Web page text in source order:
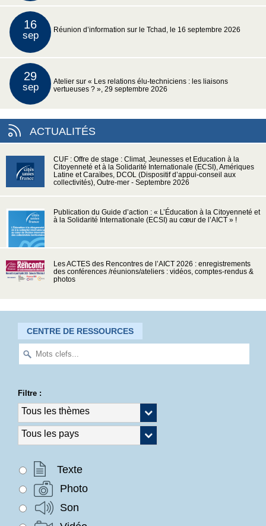
16
sep Réunion d’information sur le Tchad, le 16 septembre 2026
29
sep
Atelier sur « Les relations élu-techniciens : les liaisons
vertueuses ? », 29 septembre 2026
ACTUALITÉS
CUF : Offre de stage : Climat, Jeunesses et Education à la
Citoyenneté et à la Solidarité Internationale (ECSI), Amériques
Latine et Caraïbes, DCOL (Dispositif d’appui-conseil aux
collectivités), Outre-mer - Septembre 2026
Publication du Guide d’action : « L’Éducation à la Citoyenneté et
à la Solidarité Internationale (ECSI) au cœur de l’AICT » !
Les ACTES des Rencontres de l’AICT 2026 : enregistrements
des conférences /réunions/ateliers : vidéos, comptes-rendus &
photos
CENTRE DE RESSOURCES
Filtre :
Texte
Photo
Son